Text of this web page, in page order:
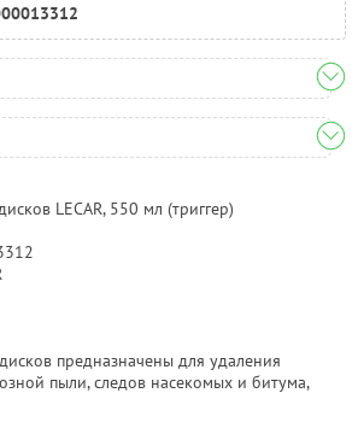
LECAR, 550 мл (триггер)
предназначены для удаления
пыли, следов насекомых и битума,